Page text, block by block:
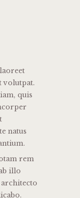
volutpat.
quis
natus
rem
illo